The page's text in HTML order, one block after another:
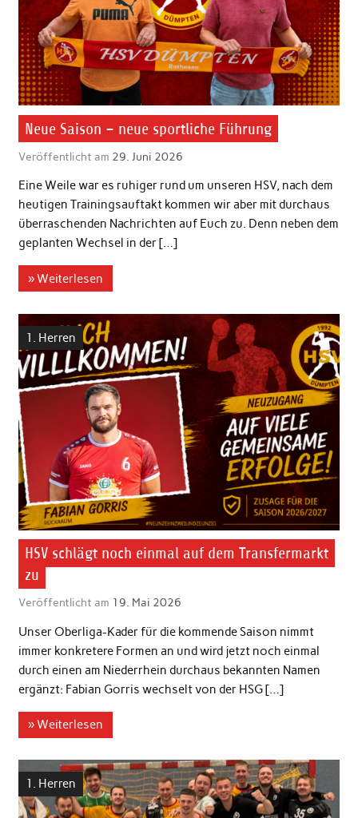
Neue Saison – neue sportliche Führung
Veröffentlicht am 29. Juni 2026
Eine Weile war es ruhiger rund um unseren HSV, nach dem
heutigen Trainingsauftakt kommen wir aber mit durchaus
überraschenden Nachrichten auf Euch zu. Denn neben dem
geplanten Wechsel in der […]
» Weiterlesen
1. Herren
HSV schlägt noch einmal auf dem Transfermarkt
zu
Veröffentlicht am 19. Mai 2026
Unser Oberliga-Kader für die kommende Saison nimmt
immer konkretere Formen an und wird jetzt noch einmal
durch einen am Niederrhein durchaus bekannten Namen
ergänzt: Fabian Gorris wechselt von der HSG […]
» Weiterlesen
1. Herren